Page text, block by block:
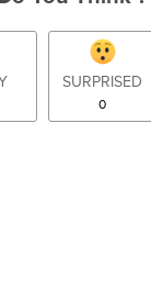
SURPRISED
0